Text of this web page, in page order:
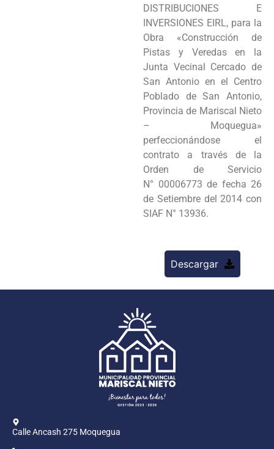
DISTRIBUCIONES E
INVERSIONES EIRL, para la
Obra «Construcción de
Pistas y Veredas en la
Junta Vecinal Cercado de
San Antonio en el Centro
Poblado de San Antonio,
Provinciade Mariscal Nieto
– Moquegua»
perfeccionándose el
contrato a través de la
Orden de Servicio
N° 00006773 de fecha 26
de Setiembre del 2014 con
SIAF N° 13936.
Descargar
Calle Ancash 275 Moquegua